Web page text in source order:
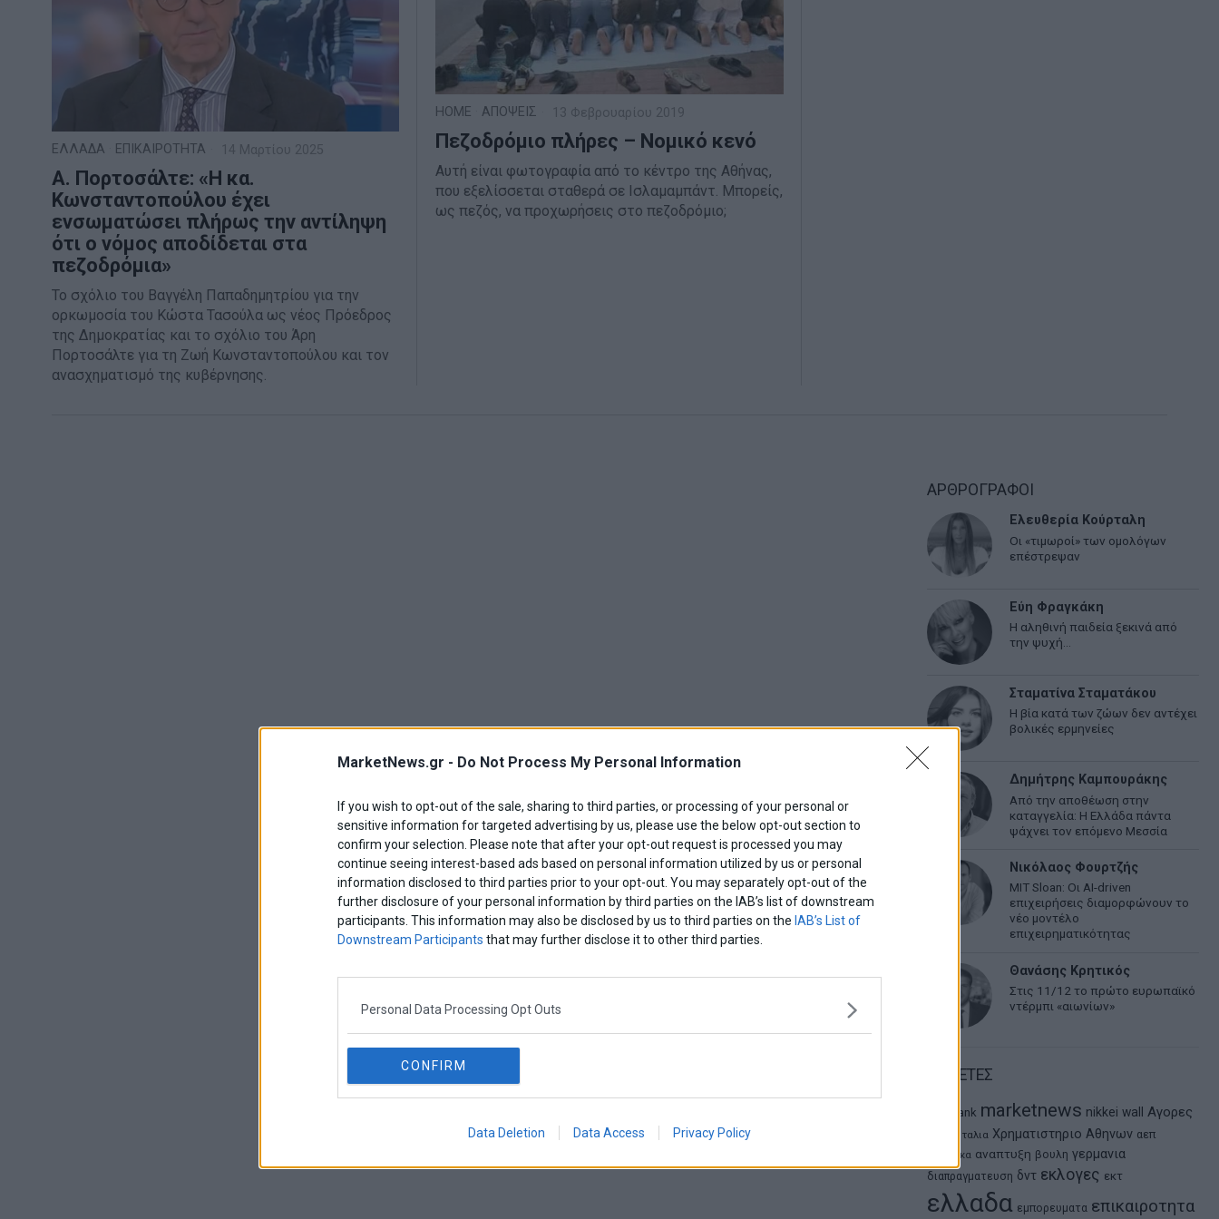
MarketNews.gr - Do Not Process My Personal Information
If you wish to opt-out of the sale, sharing to third parties, or processing of your personal or
sensitive information for targeted advertising by us, please use the below opt-out section to
confirm your selection. Please note that after your opt-out request is processed you may
continue seeing interest-based ads based on personal information utilized by us or personal
information disclosed to third parties prior to your opt-out. You may separately opt-out of the
further disclosure of your personal information by third parties on the IAB’s list of downstream
participants. This information may also be disclosed by us to third parties on the IAB’s List of
Downstream Participants that may further disclose it to other third parties.
Personal Data Processing Opt Outs
CONFIRM
Data Deletion Data Access Privacy Policy
ΕΛΛΑΔΑ ΕΠΙΚΑΙΡΟΤΗΤΑ 14 Μαρτίου 2025
Α. Πορτοσάλτε: «Η κα.
Κωνσταντοπούλου έχει
ενσωματώσει πλήρως την αντίληψη
ότι ο νόμος αποδίδεται στα
πεζοδρόμια»
Το σχόλιο του Βαγγέλη Παπαδημητρίου για την
ορκωμοσία του Κώστα Τασούλα ως νέος Πρόεδρος
της Δημοκρατίας και το σχόλιο του Άρη
Πορτοσάλτε για τη Ζωή Κωνσταντοπούλου και τον
ανασχηματισμό της κυβέρνησης.
HOME ΑΠΟΨΕΙΣ 13 Φεβρουαρίου 2019
Πεζoδρόμιο πλήρες – Νομικό κενό
Αυτή είναι φωτογραφία από το κέντρο της Αθήνας,
που εξελίσσεται σταθερά σε Ισλαμαμπάντ. Μπορείς,
ως πεζός, να προχωρήσεις στο πεζοδρόμιο;
ΑΡΘΡΟΓΡΑΦΟΙ
Ελευθερία Κούρταλη
Οι «τιμωροί» των ομολόγων
επέστρεψαν
Εύη Φραγκάκη
Η αληθινή παιδεία ξεκινά από
την ψυχή…
Σταματίνα Σταματάκου
Η βία κατά των ζώων δεν αντέχει
βολικές ερμηνείες
Δημήτρης Καμπουράκης
Από την αποθέωση στην
καταγγελία: Η Ελλάδα πάντα
ψάχνει τον επόμενο Μεσσία
Νικόλαος Φουρτζής
MIT Sloan: Οι AI-driven
επιχειρήσεις διαμορφώνουν το
νέο μοντέλο
επιχειρηματικότητας
Θανάσης Κρητικός
Στις 11/12 το πρώτο ευρωπαϊκό
ντέρμπι «αιωνίων»
ΕΤΙΚΕΤΕΣ
eurobank marketnews nikkei wall
Αγορες
Ιταλια Χρηματιστηριο Αθηνων αεπ
αθλητικα αναπτυξη βουλη γερμανια
διαπραγματευση δντ εκλογες εκτ
ελλαδα εμπορευματα επικαιροτητα